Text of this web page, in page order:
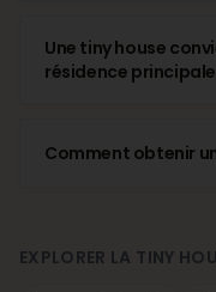
Une tiny house
résidence
Comment obtenir
EXPLORER LA TINY